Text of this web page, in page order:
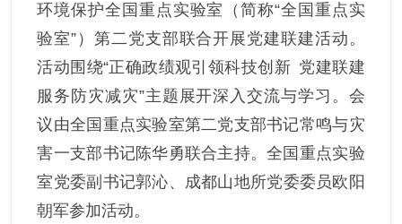
环境保护全国重点实验室（简称“全国重点实
验室”）第二党支部联合开展党建联建活动。
活动围绕“正确政绩观引领科技创新 党建联建
服务防灾减灾”主题展开深入交流与学习。 会
议由全国重点实验室第二党支部书记常鸣与灾
害一支部书记陈华勇联合主持。全国重点实验
室党委副书记郭沁、 成都山地所党委委员 欧阳
朝军参加活动。